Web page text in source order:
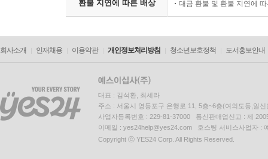
환불 지연에 따른 배상 대금 환불 및 환불 지연에
회사소개 인재채용 이용약관 개인정보처리방침 청소년보호정책 도서홍보안내
대표 : 김석환, 최세라
주소 : 서울시 영등포구 은행로 11, 5층~6층(여의도동,일신
사업자등록번호 : 229-81-37000 통신판매업신고 : 제
이메일 : yes24help@yes24.com 호스팅 서비스사업자 :
Copyright ⓒ YES24 Corp. All Rights Reserved.